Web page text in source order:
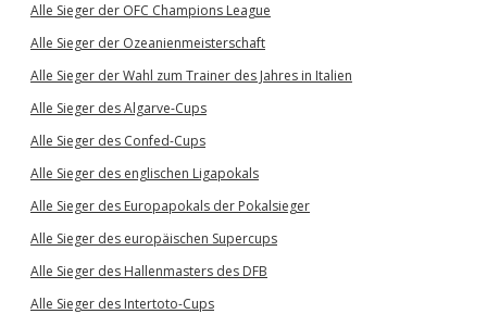
Alle Sieger der OFC Champions League
Alle Sieger der Ozeanienmeisterschaft
Alle Sieger der Wahl zum Trainer des Jahres in Italien
Alle Sieger des Algarve-Cups
Alle Sieger des Confed-Cups
Alle Sieger des englischen Ligapokals
Alle Sieger des Europapokals der Pokalsieger
Alle Sieger des europäischen Supercups
Alle Sieger des Hallenmasters des DFB
Alle Sieger des Intertoto-Cups